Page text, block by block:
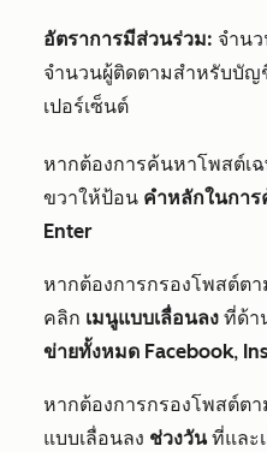
อัตราการมีส่วนร่วม: จำน
จำนวนผู้ติดตามสำหรับบัญ
เปอร์เซ็นต์
หากต้องการค้นหาโพสต์เ
ขวาให้ป้อน คำหลักในกา
Enter
หากต้องการกรองโพสต์ตา
คลิก เมนูแบบเลื่อนลง ที่ด้า
ข่ายทั้งหมด Facebook,
หากต้องการกรองโพสต์ต
แบบเลื่อนลง ช่วงวันที่และ